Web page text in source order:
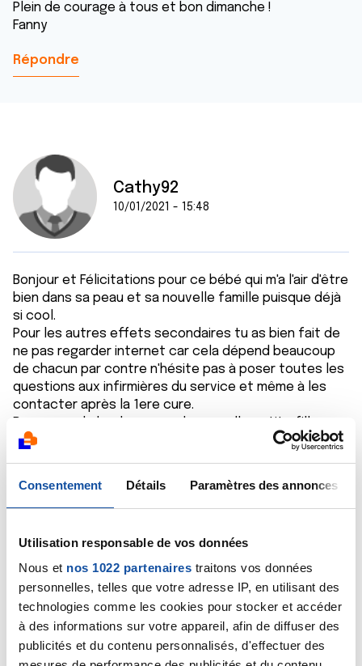
Consentement Détails Paramètres des annonces
Utilisation responsable de vos données
Nous et nos 1022 partenaires traitons vos données
personnelles, telles que votre adresse IP, en utilisant des
technologies comme les cookies pour stocker et accéder
à des informations sur votre appareil, afin de diffuser des
publicités et du contenu personnalisés, d'effectuer des
Plein de courage à tous et bon dimanche !
Fanny
Répondre
Cathy92
10/01/2021 - 15:48
Bonjour et Félicitations pour ce bébé qui m'a l'air d'être
bien dans sa peau et sa nouvelle famille puisque déjà
si cool.
Pour les autres effets secondaires tu as bien fait de
ne pas regarder internet car cela dépend beaucoup
de chacun par contre n'hésite pas à poser toutes les
questions aux infirmières du service et même à les
contacter après la 1ere cure.
pour ses parents et toute sa famille et tout mon
Citer
Moufette
10/01/2021 - 18:55